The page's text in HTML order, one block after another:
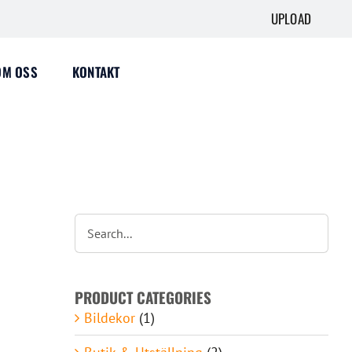
UPLOAD
OSS KONTAKT
PRODUCT CATEGORIES
Bildekor (1)